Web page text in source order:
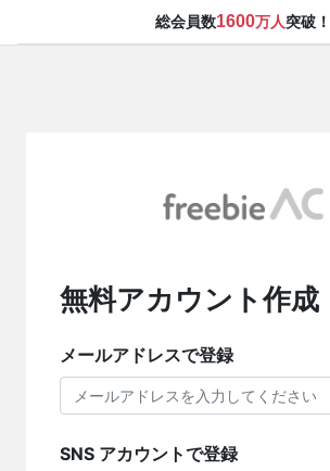
総会員数1600万人突破！
無料アカウント作成
メールアドレスで登録
SNS アカウントで登録